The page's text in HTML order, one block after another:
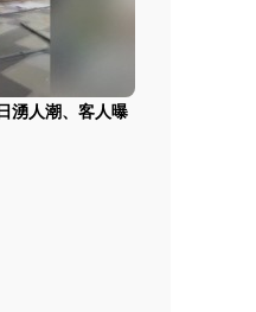
湧人潮、客人曝